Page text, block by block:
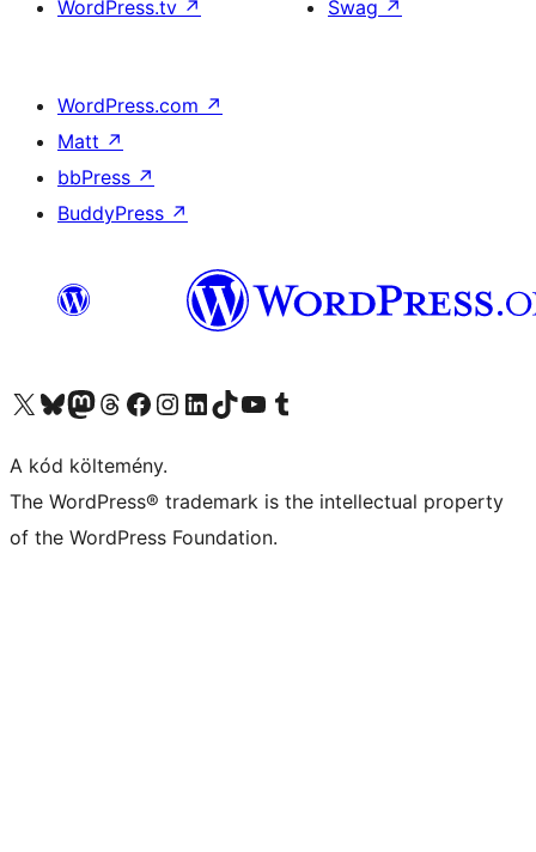
WordPress.tv ↗
Swag ↗
WordPress.com ↗
Matt ↗
bbPress ↗
BuddyPress ↗
Visit our X (formerly Twitter) account
Visit our Bluesky account
Twitter csatornánk
Visit our Threads account
Facebook oldalunk megtekintése
Visit our Instagram account
Visit our LinkedIn account
Visit our TikTok account
Visit our YouTube channel
Visit our Tumblr account
A kód költemény.
The WordPress® trademark is the intellectual property
of the WordPress Foundation.